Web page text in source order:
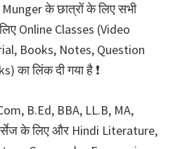
Munger के छात्रों के लिए सभी
Online Classes (Video
Books, Notes, Question
का लिंक दी गया है ❗️
B.Ed, BBA, LL.B, MA,
के लिए और Hindi Literature,